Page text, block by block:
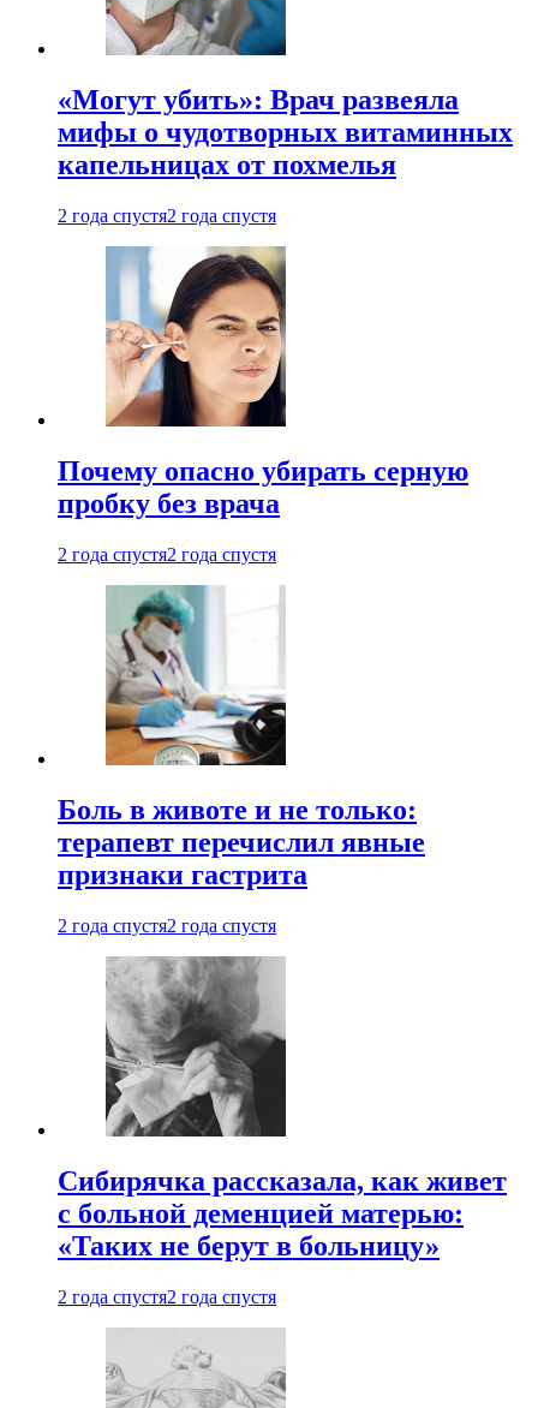
«Могут убить»: Врач развеяла
мифы о чудотворных витаминных
капельницах от похмелья
2 года спустя2 года спустя
Почему опасно убирать серную
пробку без врача
2 года спустя2 года спустя
Боль в животе и не только:
терапевт перечислил явные
признаки гастрита
2 года спустя2 года спустя
Сибирячка рассказала, как живет
с больной деменцией матерью:
«Таких не берут в больницу»
2 года спустя2 года спустя